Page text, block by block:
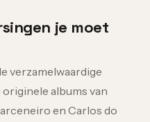
je moet
verzamelwaardige
albums van
en Carlos do